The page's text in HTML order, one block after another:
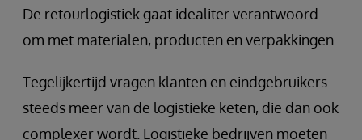
De retourlogistiek gaat idealiter verantwoord
om met materialen, producten en verpakkingen.
Tegelijkertijd vragen klanten en eindgebruikers
steeds meer van de logistieke keten, die dan ook
complexer wordt. Logistieke bedrijven moeten